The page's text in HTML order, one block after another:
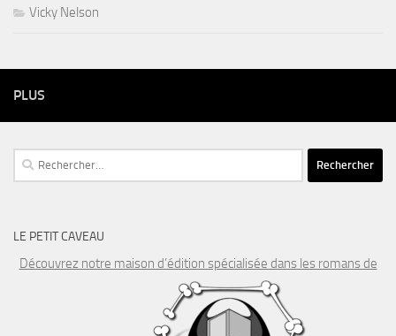
Vicky Nelson
PLUS
Rechercher :
LE PETIT CAVEAU
Découvrez notre maison d’édition spécialisée dans les romans de